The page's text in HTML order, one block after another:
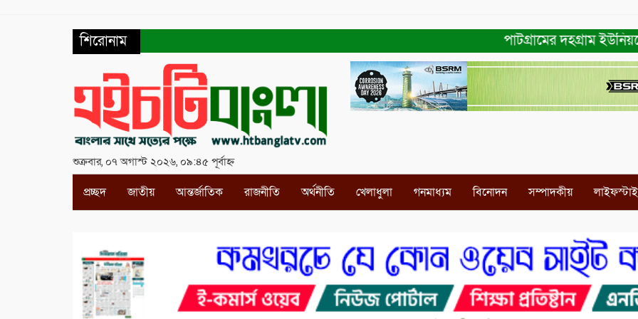
শিরোনাম পাটগ্রামের দহগ্রাম ইউনিয়নের
শুক্রবার, ০৭ অগাস্ট ২০২৬, ০৯:৪৫ পূর্বাহ্ন
প্রচ্ছদ জাতীয় আন্তর্জাতিক রাজনীতি অর্থনীতি খেলাধুলা গনমাধ্যম বিনোদন সম্পাদকীয়